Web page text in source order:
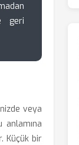
geri
veya
anlamına
Küçük bir